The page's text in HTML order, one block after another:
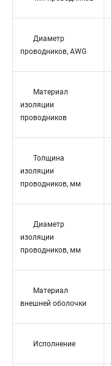
Диаметр
проводников, AWG
Материал
изоляции
проводников
Толщина
изоляции
проводников, мм
Диаметр
изоляции
проводников, мм
Материал
внешней оболочки
Исполнение